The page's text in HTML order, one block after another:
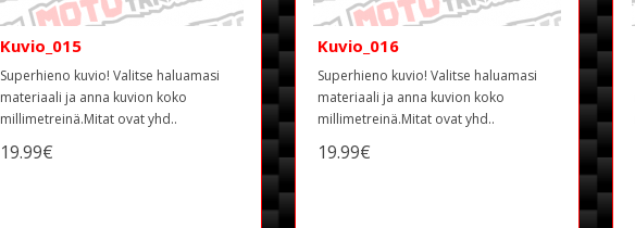
Kuvio_015
Superhieno kuvio! Valitse haluamasi
materiaali ja anna kuvion koko
millimetreinä.Mitat ovat yhd..
19.99€
Kuvio_016
Superhieno kuvio! Valitse haluamasi
materiaali ja anna kuvion koko
millimetreinä.Mitat ovat yhd..
19.99€